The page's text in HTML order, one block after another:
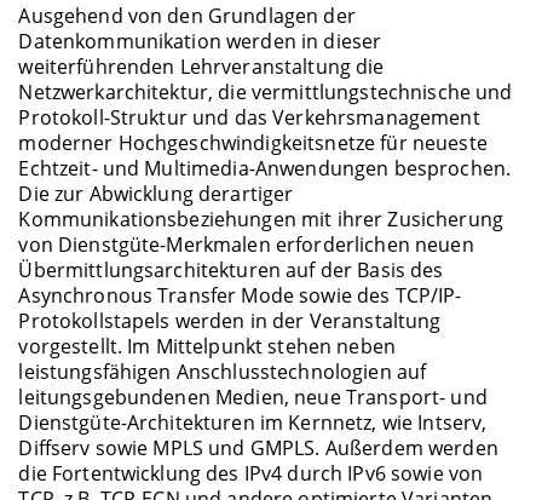
Ausgehend von den Grundlagen der
Datenkommunikation werden in dieser
weiterführenden Lehrveranstaltung die
Netzwerkarchitektur, die vermittlungstechnische und
Protokoll-Struktur und das Verkehrsmanagement
moderner Hochgeschwindigkeitsnetze für neueste
Echtzeit- und Multimedia-Anwendungen besprochen.
Die zur Abwicklung derartiger
Kommunikationsbeziehungen mit ihrer Zusicherung
von Dienstgüte-Merkmalen erforderlichen neuen
Übermittlungsarchitekturen auf der Basis des
Asynchronous Transfer Mode sowie des TCP/IP-
Protokollstapels werden in der Veranstaltung
vorgestellt. Im Mittelpunkt stehen neben
leistungsfähigen Anschlusstechnologien auf
leitungsgebundenen Medien, neue Transport- und
Dienstgüte-Architekturen im Kernnetz, wie Intserv,
Diffserv sowie MPLS und GMPLS. Außerdem werden
die Fortentwicklung des IPv4 durch IPv6 sowie von